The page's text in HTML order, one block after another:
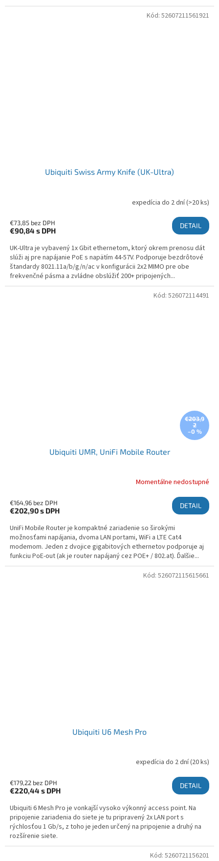
Ubiquiti Swiss Army Knife (UK-Ultra)
expedícia do 2 dní(>20 ks)
€73,85 bez DPH
€90,84 s DPH
DETAIL
UK-Ultra je vybavený 1x Gbit ethernetom, ktorý okrem prenosu dát
slúži aj pre napájanie PoE s napätím 44-57V. Podporuje bezdrôtové
štandardy 8021.11a/b/g/n/ac v konfigurácii 2x2 MIMO pre obe
frekvenčné pásma a zvládne obslúžiť 200+ pripojených...
Kód: 52607211561921
€203,9
2
–0 %
Ubiquiti UMR, UniFi Mobile Router
Momentálne nedostupné
€164,96 bez DPH
€202,90s DPH
DETAIL
UniFi Mobile Router je kompaktné zariadenie so širokými
možnosťami napájania, dvoma LAN portami, WiFi a LTE Cat4
modemom. Jeden z dvojice gigabitových ethernetov podporuje aj
funkciu PoE-out (ak je router napájaný cez POE+ / 802.at). Ďalšie...
Kód: 526072114491
Ubiquiti U6 Mesh Pro
expedícia do 2 dní(20 ks)
€179,22 bez DPH
€220,44 s DPH
DETAIL
Ubiquiti 6 Mesh Pro je vonkajší vysoko výkonný access point. Na
pripojenie zariadenia do siete je tu pripravený 2x LAN port s
rýchlosťou 1 Gb/s, z toho je jeden určený na pripojenie a druhý na
rozšírenie siete.
Kód: 526072115615661
Kód: 5260721156201